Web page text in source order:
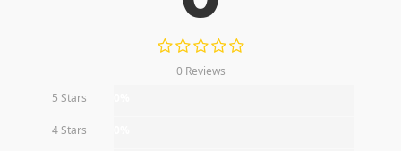
0 Reviews
5 Stars
4 Stars